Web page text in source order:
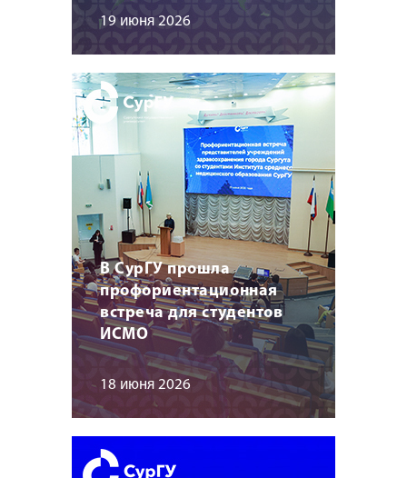
19 июня 2026
В СурГУ прошла
профориентационная
встреча для студентов
ИСМО
18 июня 2026